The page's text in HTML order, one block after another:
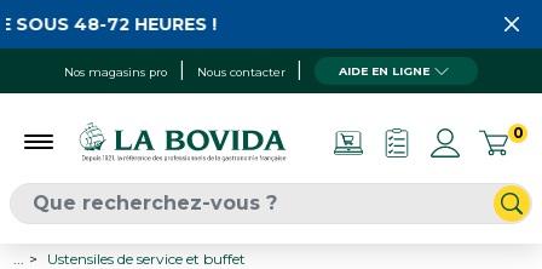
Nos magasins pro Nous contacter AIDE EN LIGNE
0
48-72 HEURES !
Ustensiles de service et buffet